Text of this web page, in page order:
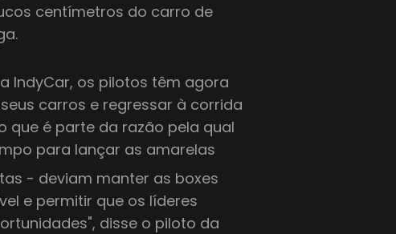
centímetros do carro de
IndyCar, os pilotos têm agora
carros e regressar à corrida
que é parte da razão pela qual
para lançar as amarelas
- deviam manter as boxes
e permitir que os líderes
disse o piloto da